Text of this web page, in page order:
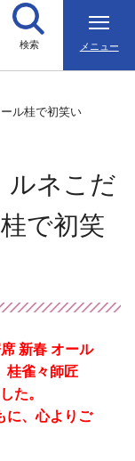
メニュー
検索
ル桂で初笑い
ルネこだ
で初笑
新春 オール
桂雀々師匠
た。
に、心よりご